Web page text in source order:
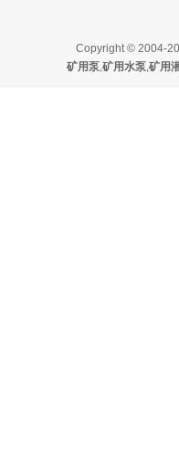
Copyright © 2004-
矿用泵,矿用水泵,矿用